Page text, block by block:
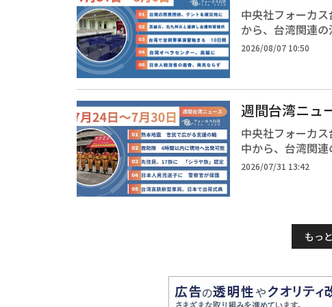
中央社フォーカ
から、台湾関連の
2026/08/07 10:50
週間台湾ニュ
中央社フォーカ
中から、台湾関連
2026/07/31 13:42
もっ